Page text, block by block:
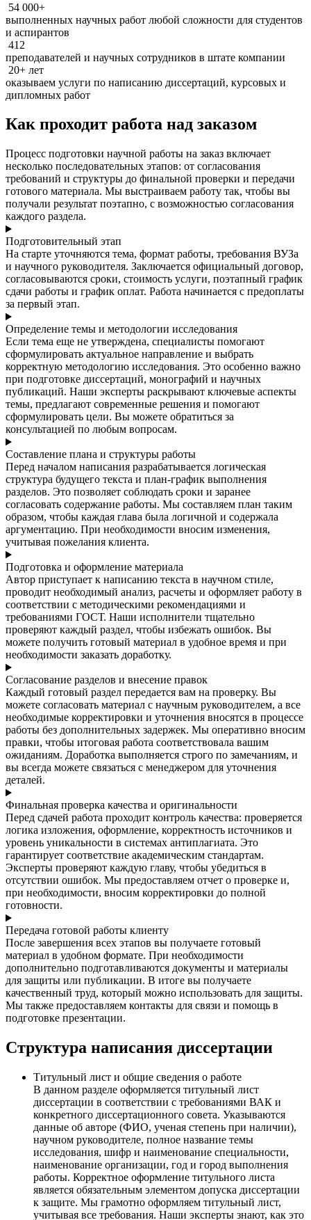
54 000+
выполненных научных работ любой сложности для студентов
и аспирантов
412
преподавателей и научных сотрудников в штате компании
20+ лет
оказываем услуги по написанию диссертаций, курсовых и
дипломных работ
Как проходит работа над заказом
Процесс подготовки научной работы на заказ включает
несколько последовательных этапов: от согласования
требований и структуры до финальной проверки и передачи
готового материала. Мы выстраиваем работу так, чтобы вы
получали результат поэтапно, с возможностью согласования
каждого раздела.
Подготовительный этап
На старте уточняются тема, формат работы, требования ВУЗа
и научного руководителя. Заключается официальный договор,
согласовываются сроки, стоимость услуги, поэтапный график
сдачи работы и график оплат. Работа начинается с предоплаты
за первый этап.
Определение темы и методологии исследования
Если тема еще не утверждена, специалисты помогают
сформулировать актуальное направление и выбрать
корректную методологию исследования. Это особенно важно
при подготовке диссертаций, монографий и научных
публикаций. Наши эксперты раскрывают ключевые аспекты
темы, предлагают современные решения и помогают
сформулировать цели. Вы можете обратиться за
консультацией по любым вопросам.
Составление плана и структуры работы
Перед началом написания разрабатывается логическая
структура будущего текста и план-график выполнения
разделов. Это позволяет соблюдать сроки и заранее
согласовать содержание работы. Мы составляем план таким
образом, чтобы каждая глава была логичной и содержала
аргументацию. При необходимости вносим изменения,
учитывая пожелания клиента.
Подготовка и оформление материала
Автор приступает к написанию текста в научном стиле,
проводит необходимый анализ, расчеты и оформляет работу в
соответствии с методическими рекомендациями и
требованиями ГОСТ. Наши исполнители тщательно
проверяют каждый раздел, чтобы избежать ошибок. Вы
можете получить готовый материал в удобное время и при
необходимости заказать доработку.
Согласование разделов и внесение правок
Каждый готовый раздел передается вам на проверку. Вы
можете согласовать материал с научным руководителем, а все
необходимые корректировки и уточнения вносятся в процессе
работы без дополнительных задержек. Мы оперативно вносим
правки, чтобы итоговая работа соответствовала вашим
ожиданиям. Доработка выполняется строго по замечаниям, и
вы всегда можете связаться с менеджером для уточнения
деталей.
Финальная проверка качества и оригинальности
Перед сдачей работа проходит контроль качества: проверяется
логика изложения, оформление, корректность источников и
уровень уникальности в системах антиплагиата. Это
гарантирует соответствие академическим стандартам.
Эксперты проверяют каждую главу, чтобы убедиться в
отсутствии ошибок. Мы предоставляем отчет о проверке и,
при необходимости, вносим корректировки до полной
готовности.
Передача готовой работы клиенту
После завершения всех этапов вы получаете готовый
материал в удобном формате. При необходимости
дополнительно подготавливаются документы и материалы
для защиты или публикации. В итоге вы получаете
качественный труд, который можно использовать для защиты.
Мы также предоставляем контакты для связи и помощь в
подготовке презентации.
Структура написания диссертации
Титульный лист и общие сведения о работе
В данном разделе оформляется титульный лист
диссертации в соответствии с требованиями ВАК и
конкретного диссертационного совета. Указываются
данные об авторе (ФИО, ученая степень при наличии),
научном руководителе, полное название темы
исследования, шифр и наименование специальности,
наименование организации, год и город выполнения
работы. Корректное оформление титульного листа
является обязательным элементом допуска диссертации
к защите. Мы грамотно оформляем титульный лист,
учитывая все требования. Наши эксперты знают, как это